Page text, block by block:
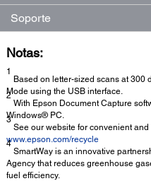
Soporte
Notas:
1
Based on letter-sized scans at 300
Mode using the USB interface.
2
With Epson Document Capture
Windows® PC.
3
See our website for convenient
www.epson.com/recycle
4
SmartWay is an innovative
Agency that reduces greenhouse
fuel efficiency.